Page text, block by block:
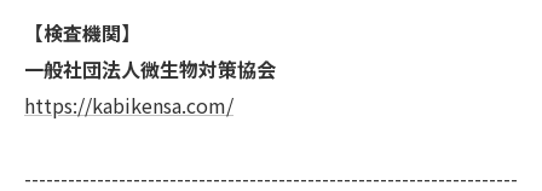
【検査機関】
一般社団法人微生物対策協会
https://kabikensa.com/
--------------------------------------------------------------------